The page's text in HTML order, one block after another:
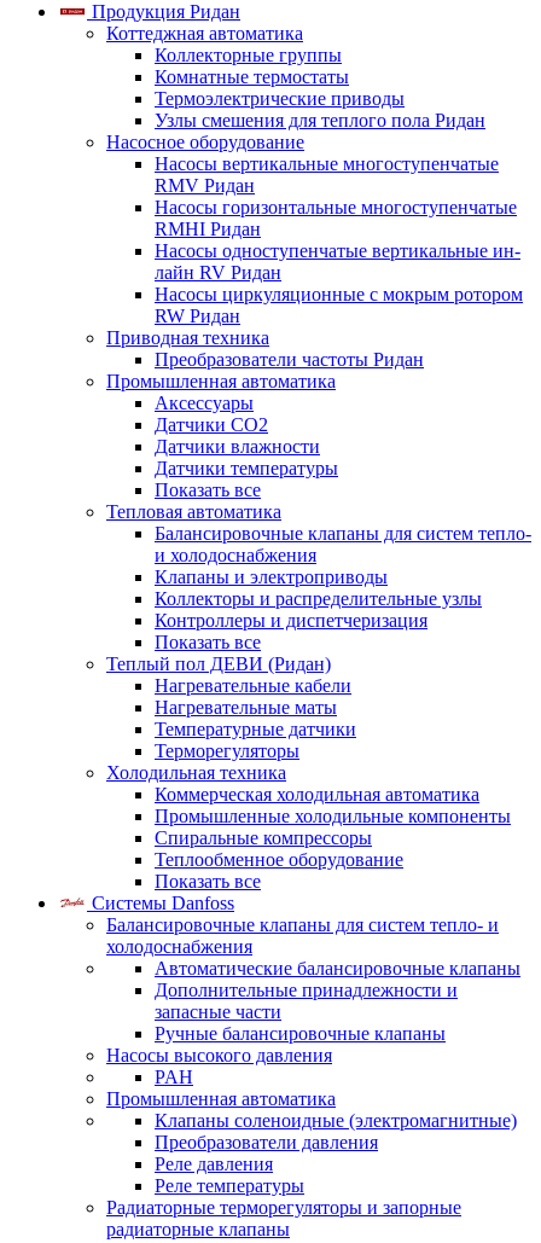
Продукция Ридан
Коттеджная автоматика
Коллекторные группы
Комнатные термостаты
Термоэлектрические приводы
Узлы смешения для теплого пола Ридан
Насосное оборудование
Насосы вертикальные многоступенчатые
RMV Ридан
Насосы горизонтальные многоступенчатые
RMHI Ридан
Насосы одноступенчатые вертикальные ин-
лайн RV Ридан
Насосы циркуляционные с мокрым ротором
RW Ридан
Приводная техника
Преобразователи частоты Ридан
Промышленная автоматика
Аксессуары
Датчики CO2
Датчики влажности
Датчики температуры
Показать все
Тепловая автоматика
Балансировочные клапаны для систем тепло-
и холодоснабжения
Клапаны и электроприводы
Коллекторы и распределительные узлы
Контроллеры и диспетчеризация
Показать все
Теплый пол ДЕВИ (Ридан)
Нагревательные кабели
Нагревательные маты
Температурные датчики
Терморегуляторы
Холодильная техника
Коммерческая холодильная автоматика
Промышленные холодильные компоненты
Спиральные компрессоры
Теплообменное оборудование
Показать все
Системы Danfoss
Балансировочные клапаны для систем тепло- и
холодоснабжения
Автоматические балансировочные клапаны
Дополнительные принадлежности и
запасные части
Ручные балансировочные клапаны
Насосы высокого давления
PAH
Промышленная автоматика
Клапаны соленоидные (электромагнитные)
Преобразователи давления
Реле давления
Реле температуры
Радиаторные терморегуляторы и запорные
радиаторные клапаны